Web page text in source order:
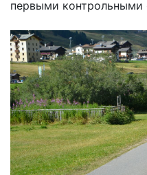
первыми контрольными